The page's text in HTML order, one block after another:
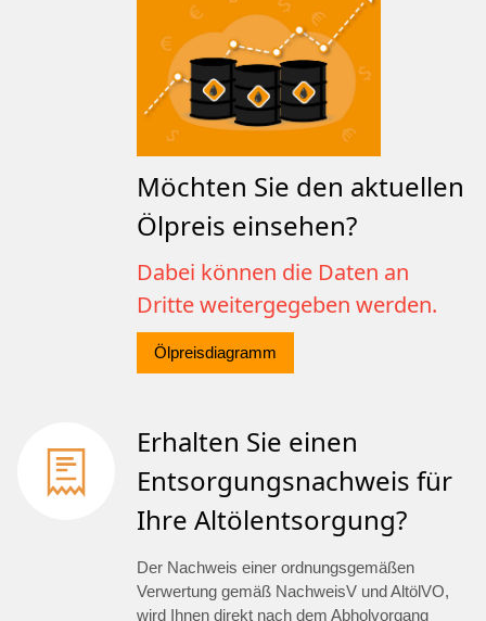
Möchten Sie den aktuellen
Ölpreis einsehen?
Dabei können die Daten an
Dritte weitergegeben werden.
Ölpreisdiagramm
Erhalten Sie einen
Entsorgungsnachweis für
Ihre Altölentsorgung?
Der Nachweis einer ordnungsgemäßen
Verwertung gemäß NachweisV und AltölVO,
wird Ihnen direkt nach dem Abholvorgang